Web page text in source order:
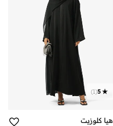
5
(
1
)
هيا كلوزيت